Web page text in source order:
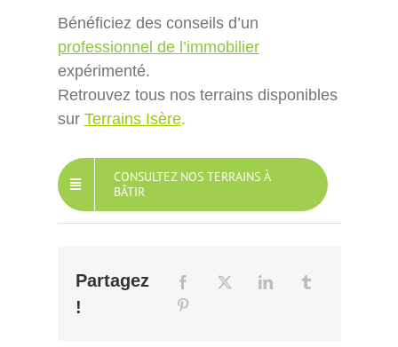
Bénéficiez des conseils d’un
professionnel de l’immobilier
expérimenté.
Retrouvez tous nos terrains disponibles
sur Terrains Isère.
CONSULTEZ NOS TERRAINS À
BÂTIR
Partagez
!